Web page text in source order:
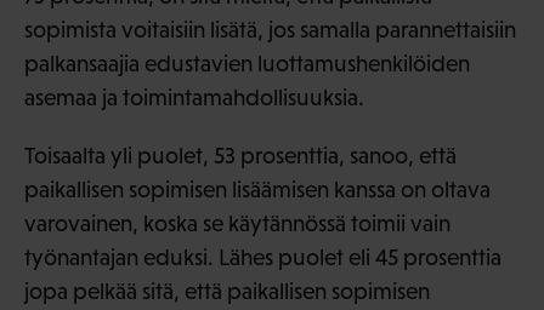
sopimista voitaisiin lisätä, jos samalla parannettaisiin
palkansaajia edustavien luottamushenkilöiden
asemaa ja toimintamahdollisuuksia.
Toisaalta yli puolet, 53 prosenttia, sanoo, että
paikallisen sopimisen lisäämisen kanssa on oltava
varovainen, koska se käytännössä toimii vain
työnantajan eduksi. Lähes puolet eli 45 prosenttia
jopa pelkää sitä, että paikallisen sopimisen